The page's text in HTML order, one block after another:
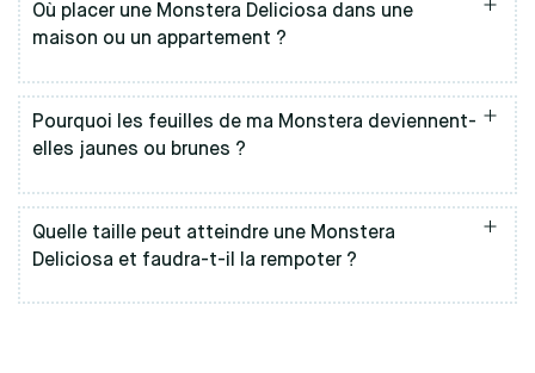
chiens
une plante non
toxique
la Calathea
Où placer une Monstera Deliciosa dans une
maison ou un appartement ?
salon lumineux, une
Pourquoi les feuilles de ma Monstera deviennent-
elles jaunes ou brunes ?
feuilles jaunes
Quelle taille peut atteindre une Monstera
Deliciosa et faudra-t-il la rempoter ?
1 à 2 mètres en